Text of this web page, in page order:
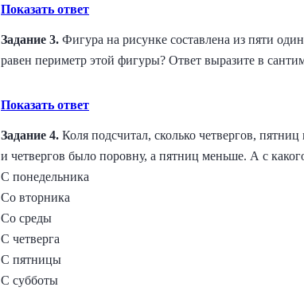
Показать ответ
Задание 3. Фигура на рисунке составлена из пяти
равен периметр этой фигуры? Ответ выразите в
Показать ответ
Задание 4. Коля подсчитал, сколько четвергов,
и четвергов было поровну, а пятниц меньше. А с
С понедельника
Со вторника
Со среды
С четверга
С пятницы
С субботы